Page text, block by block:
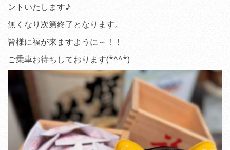
ントいたします♪
無くなり次第終了となります。
皆様に福が来ますように～！！
ご乗車お待ちしております(*^^*)